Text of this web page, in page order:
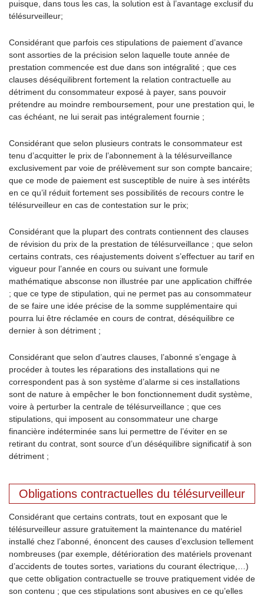
puisque, dans tous les cas, la solution est à l’avantage exclusif du
télésurveilleur;
Considérant que parfois ces stipulations de paiement d’avance
sont assorties de la précision selon laquelle toute année de
prestation commencée est due dans son intégralité ; que ces
clauses déséquilibrent fortement la relation contractuelle au
détriment du consommateur exposé à payer, sans pouvoir
prétendre au moindre remboursement, pour une prestation qui, le
cas échéant, ne lui serait pas intégralement fournie ;
Considérant que selon plusieurs contrats le consommateur est
tenu d’acquitter le prix de l’abonnement à la télésurveillance
exclusivement par voie de prélèvement sur son compte bancaire;
que ce mode de paiement est susceptible de nuire à ses intérêts
en ce qu’il réduit fortement ses possibilités de recours contre le
télésurveilleur en cas de contestation sur le prix;
Considérant que la plupart des contrats contiennent des clauses
de révision du prix de la prestation de télésurveillance ; que selon
certains contrats, ces réajustements doivent s’effectuer au tarif en
vigueur pour l’année en cours ou suivant une formule
mathématique absconse non illustrée par une application chiffrée
; que ce type de stipulation, qui ne permet pas au consommateur
de se faire une idée précise de la somme supplémentaire qui
pourra lui être réclamée en cours de contrat, déséquilibre ce
dernier à son détriment ;
Considérant que selon d’autres clauses, l’abonné s’engage à
procéder à toutes les réparations des installations qui ne
correspondent pas à son système d’alarme si ces installations
sont de nature à empêcher le bon fonctionnement dudit système,
voire à perturber la centrale de télésurveillance ; que ces
stipulations, qui imposent au consommateur une charge
financière indéterminée sans lui permettre de l’éviter en se
retirant du contrat, sont source d’un déséquilibre significatif à son
détriment ;
Obligations contractuelles du télésurveilleur
Considérant que certains contrats, tout en exposant que le
télésurveilleur assure gratuitement la maintenance du matériel
installé chez l’abonné, énoncent des causes d’exclusion tellement
nombreuses (par exemple, détérioration des matériels provenant
d’accidents de toutes sortes, variations du courant électrique,…)
que cette obligation contractuelle se trouve pratiquement vidée de
son contenu ; que ces stipulations sont abusives en ce qu’elles